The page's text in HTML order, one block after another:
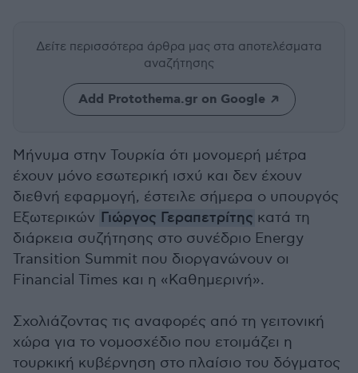
Δείτε περισσότερα άρθρα μας στα αποτελέσματα
αναζήτησης
Add Protothema.gr on Google
Μήνυμα στην Τουρκία ότι μονομερή μέτρα
έχουν μόνο εσωτερική ισχύ και δεν έχουν
διεθνή εφαρμογή, έστειλε σήμερα ο υπουργός
Εξωτερικών Γιώργος Γεραπετρίτης κατά τη
διάρκεια συζήτησης στο συνέδριο Energy
Transition Summit που διοργανώνουν οι
Financial Times και η «Καθημερινή».
Σχολιάζοντας τις αναφορές από τη γειτονική
χώρα για το νομοσχέδιο που ετοιμάζει η
τουρκική κυβέρνηση στο πλαίσιο του δόγματος